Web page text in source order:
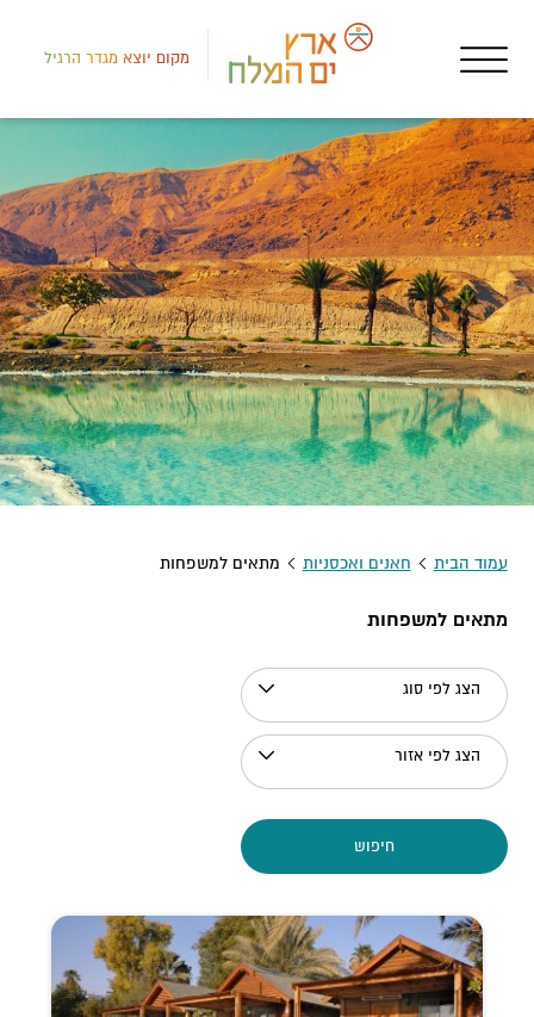
מקום יוצא מגדר הרגיל
עמוד הבית חאנים ואכסניות מתאים למשפחות
מתאים למשפחות
הצג לפי סוג
הצג לפי אזור
חיפוש
לב